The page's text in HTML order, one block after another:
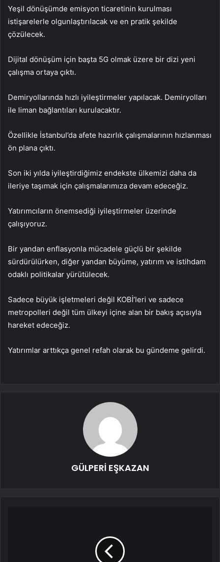
Yeşil dönüşümde emisyon ticaretinin kurulması
istişarelerle olgunlaştırılacak ve en pratik şekilde
çözülecek.
Dijital dönüşüm için başta 5G olmak üzere bir dizi yeni
çalışma ortaya çıktı.
Demiryollarında hızlı iyileştirmeler yapılacak. Demiryolları
ile liman bağlantıları kurulacaktır.
Özellikle İstanbul’da afete hazırlık çalışmalarının hızlanması
ön plana çıktı.
Son iki yılda iyileştirdiğimiz endekste ülkemizi daha da
ileriye taşımak için çalışmalarımıza devam edeceğiz.
Yatırımcıların önemsediği iyileştirmeler üzerinde
çalışıyoruz.
Bir yandan enflasyonla mücadele güçlü bir şekilde
sürdürülürken, diğer yandan büyüme, yatırım ve istihdam
odaklı politikalar yürütülecek.
Sadece büyük işletmeleri değil KOBİ’leri ve sadece
metropolleri değil tüm ülkeyi içine alan bir bakış açısıyla
hareket edeceğiz.
Yatırımlar arttıkça genel refah olarak bu gündeme gelirdi.
GÜLPERİ EŞKAZAN